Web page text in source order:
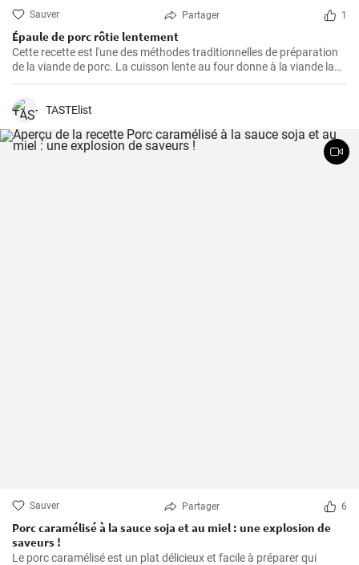
Sauver Partager 1
Épaule de porc rôtie lentement
Cette recette est l'une des méthodes traditionnelles de préparation
de la viande de porc. La cuisson lente au four donne à la viande la
possibilité de devenir tendre et juteuse, en lui procurant des saveurs
avec de la sauce, de la purée de pommes de terre ou des légumes
d'autres épices à la marinade pour la viande selon votre goût.
TASTElist
Sauver Partager 6
Porc caramélisé à la sauce soja et au miel : une explosion de
saveurs !
Le porc caramélisé est un plat délicieux et facile à préparer qui